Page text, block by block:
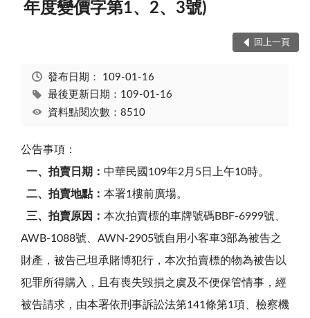
年度變價字第1、2、3號)
回上一頁
發布日期： 109-01-16
最後更新日期：109-01-16
資料點閱次數：8510
公告事項：
一、拍賣日期： 中華民國109年2月5日上午10時。
二、拍賣地點： 本署1樓前廣場。
三、拍賣原因： 本次拍賣標的車牌號碼BBF-6999號、
AWB-1088號、AWN-2905號自用小客車3部為被告之
財產，被告已坦承賭博犯行，本次拍賣標的物為被告以
犯罪所得購入，且有喪失毀損之虞及不便保管情事，經
被告請求，由本署依刑事訴訟法第141條第1項、檢察機